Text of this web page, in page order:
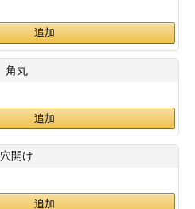
角丸
穴開け